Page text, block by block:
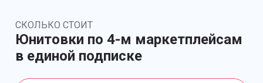
Юнитовки по 4-м маркетплейсам
в единой подписке
СКОЛЬКО СТОИТ